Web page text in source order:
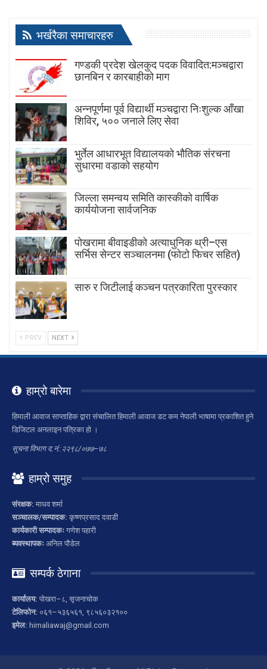
भर्खरैका समाचारहरु
गण्डकी प्रदेश खेलकुद पदक विवादित:मञ्चद्वारा
छानबिन र कारबाहीको माग
अन्नपूर्णमा पूर्व विद्यार्थी मञ्चद्वारा निःशुल्क आँखा
शिविर, ५०० जनाले लिए सेवा
भुर्तेल आधारभूत विद्यालयको भौतिक संरचना
सुधारमा वडाको सहयोग
जिल्ला समन्वय समिति कास्कीको वार्षिक
कार्ययोजना सार्वजनिक
पोखरामा बीवाइडीको अत्याधुनिक थ्री–एस
सर्भिस सेन्टर सञ्चालनमा (फोटो फिचर सहित)
सारु र जिटीलाई कञ्चन पत्रकारिता पुरस्कार
PREV NEXT
हाम्रो बारेमा
हिमाली आवाज साप्ताहिक द्वारा संचालित हिमाली आवाज डट कम नेपाली भाषामा प्रकाशित हुने
डिजिटल अनलाइन पत्रिका हो ।
सूचना विभाग द.नं.:२२९८/०७७–७८
हाम्रो समुह
संरक्षक: माधव शर्मा
सञ्चालक/सम्पादक: कृष्णप्रसाद दवाडी
कार्यकारी सम्पादकः गणेश पहारी
ब्यवस्थापकः अनिल पौडेल
सम्पर्क ठेगाना
कार्यालय: पोखरा–८, सृजनाचोक
टेलिफोन: ०६१–५३६५६१, ९८५६०३२१००
इमेल: himaliawaj@gmail.com